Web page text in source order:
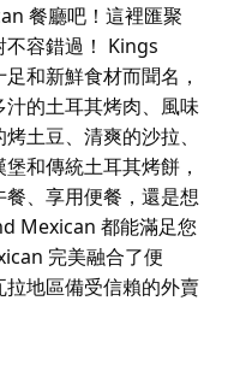
餐廳吧！這裡匯聚
不容錯過！ Kings
和新鮮食材而聞名，
的土耳其烤肉、風味
土豆、清爽的沙拉、
和傳統土耳其烤餅，
、享用便餐，還是想
Mexican 都能滿足您
完美融合了便
地區備受信賴的外賣
餐廳吧！這裡匯聚